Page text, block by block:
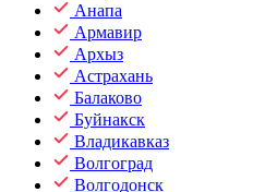
Анапа
Армавир
Архыз
Астрахань
Балаково
Буйнакск
Владикавказ
Волгоград
Волгодонск